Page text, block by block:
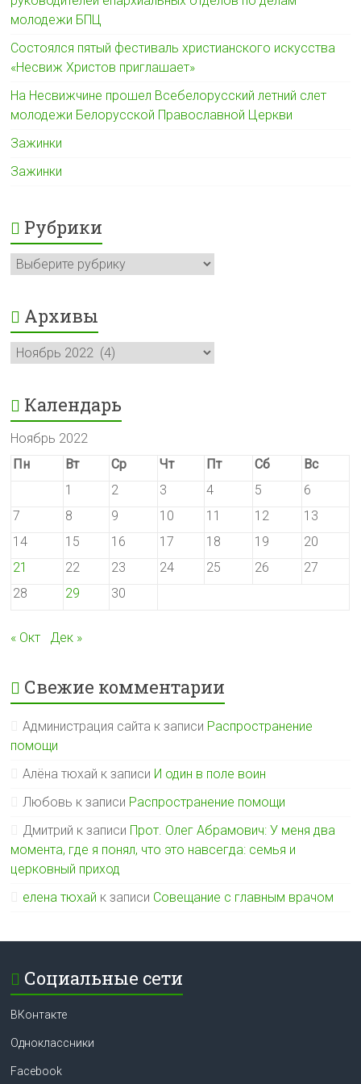
молодежи БПЦ
Состоялся пятый фестиваль христианского искусства
«Несвиж Христов приглашает»
На Несвижчине прошел Всебелорусский летний слет
молодежи Белорусской Православной Церкви
Зажинки
Зажинки
Рубрики
Рубрики
Архивы
Архивы
Календарь
Ноябрь 2022
Пн
Вт Ср Чт Пт Сб
Вс
1
2 3 4 5
6
7
8 9 10 11 12
13
14
15 16 17 18 19
20
21
22 23 24 25 26
27
28
29 30
« Окт Дек »
Свежие комментарии
Администрация сайта к записи Распространение
помощи
Алёна тюхай к записи И один в поле воин
Любовь к записи Распространение помощи
Дмитрий к записи Прот. Олег Абрамович: У меня два
момента, где я понял, что это навсегда: семья и
церковный приход
елена тюхай к записи Совещание с главным врачом
Социальные сети
ВКонтакте
Одноклассники
Facebook